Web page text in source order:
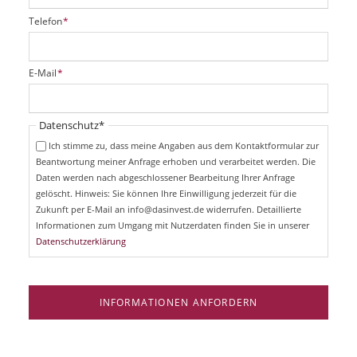
P
f
i
c
t
f
Telefon*
P
f
i
E-Mail*
Pflichtfeld
Datenschutz*
Ich stimme zu, dass meine Angaben aus dem Kontaktformular zur
Beantwortung meiner Anfrage erhoben und verarbeitet werden. Die
Daten werden nach abgeschlossener Bearbeitung Ihrer Anfrage
gelöscht. Hinweis: Sie können Ihre Einwilligung jederzeit für die
Zukunft per E-Mail an info@dasinvest.de widerrufen. Detaillierte
Informationen zum Umgang mit Nutzerdaten finden Sie in unserer
Datenschutzerklärung
INFORMATIONEN ANFORDERN